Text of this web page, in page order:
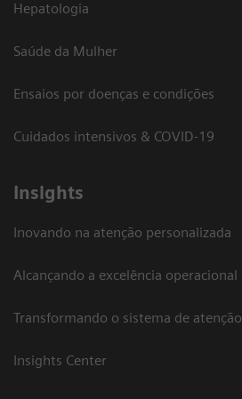
Hepatologia
Saúde da Mulher
Ensaios por doenças e condições
Cuidados intensivos & COVID-19
Insights
Inovando na atenção personalizada
Alcançando a excelência operacional
Transformando o sistema de atenção
Insights Center